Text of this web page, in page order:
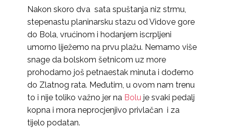
Nakon skoro dva sata spuštanja niz strmu,
stepenastu planinarsku stazu od Vidove gore
do Bola, vrućinom i hodanjem iscrpljeni
umorno liježemo na prvu plažu. Nemamo više
snage da bolskom šetnicom uz more
prohodamo još petnaestak minuta i dođemo
do Zlatnog rata. Međutim, u ovom nam trenu
to i nije toliko važno jer na Bolu je svaki pedalj
kopna i mora neprocjenjivo privlačan i za
tijelo podatan.